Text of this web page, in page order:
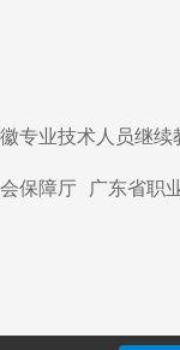
专业技术人员继续
保障厅 广东省职